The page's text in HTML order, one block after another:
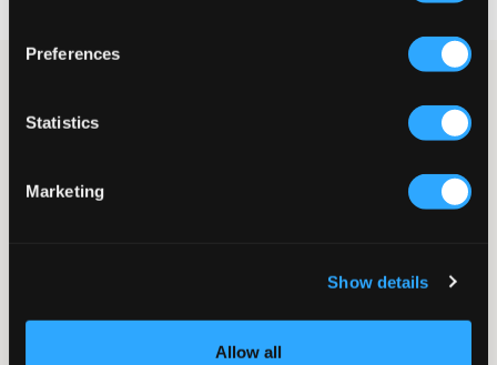
Preferences
Statistics
Marketing
Show details
Allow all
Randig skjorta från RYVLS med en stilren och mångsidig design.
den passande både till vardag och mer uppklädda tillfällen.
Den raka passformen ger ett avslappnat men välklätt uttryck.
avslappnad stil.